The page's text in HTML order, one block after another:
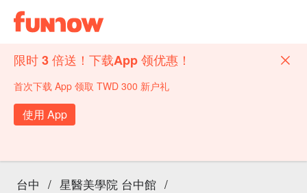
限时 3 倍送！下载App 领优惠！
首次下载 App 领取 TWD 300 新户礼
使用 App
台中 / 星醫美學院 台中館 /